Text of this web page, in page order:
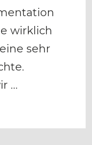
wirklich
sehr
…